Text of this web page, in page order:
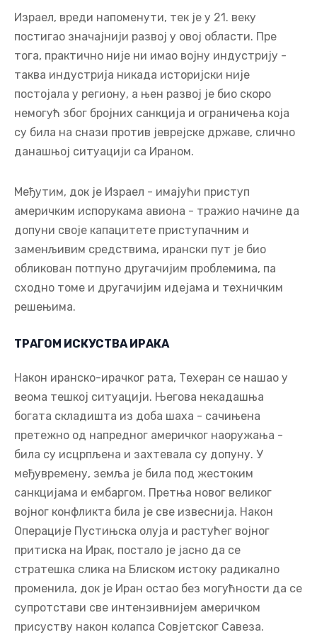
Израел, вреди напоменути, тек је у 21. веку
постигао значајнији развој у овој области. Пре
тога, практично није ни имао војну индустрију -
таква индустрија никада историјски није
постојала у региону, а њен развој је био скоро
немогућ због бројних санкција и ограничења која
су била на снази против јеврејске државе, слично
данашњој ситуацији са Ираном.
Међутим, док је Израел - имајући приступ
америчким испорукама авиона - тражио начине да
допуни своје капацитете приступачним и
заменљивим средствима, ирански пут је био
обликован потпуно другачијим проблемима, па
сходно томе и другачијим идејама и техничким
решењима.
ТРАГОМ ИСКУСТВА ИРАКА
Након иранско-ирачког рата, Техеран се нашао у
веома тешкој ситуацији. Његова некадашња
богата складишта из доба шаха - сачињена
претежно од напредног америчког наоружања -
била су исцрпљена и захтевала су допуну. У
међувремену, земља је била под жестоким
санкцијама и ембаргом. Претња новог великог
војног конфликта била је све извеснија. Након
Операције Пустињска олуја и растућег војног
притиска на Ирак, постало је јасно да се
стратешка слика на Блиском истоку радикално
променила, док је Иран остао без могућности да се
супротстави све интензивнијем америчком
присуству након колапса Совјетског Савеза.